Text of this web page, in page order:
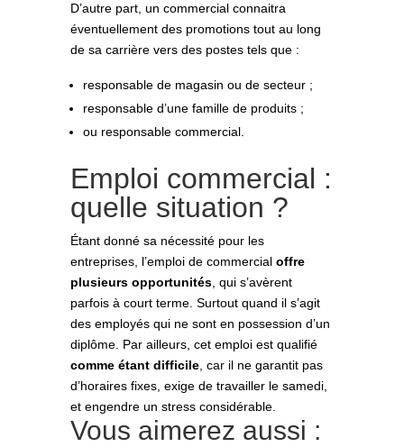
D’autre part, un commercial connaitra
éventuellement des promotions tout au long
de sa carrière vers des postes tels que :
responsable de magasin ou de secteur ;
responsable d’une famille de produits ;
ou responsable commercial.
Emploi commercial :
quelle situation ?
Étant donné sa nécessité pour les
entreprises, l’emploi de commercialoffre
plusieurs opportunités , qui s’avèrent
parfois à court terme. Surtout quand il s’agit
des employés qui ne sont en possession d’un
diplôme. Par ailleurs, cet emploi est qualifié
comme étant difficile , car il ne garantit pas
d’horaires fixes, exige de travailler le samedi,
et engendre un stress considérable.
Vous aimerez aussi :